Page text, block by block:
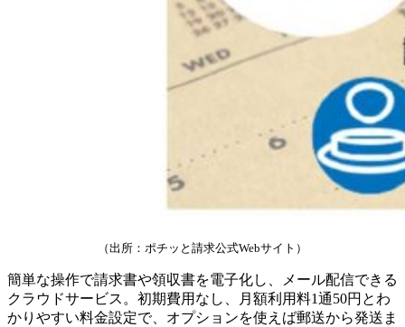
（出所：ポチッと請求公式Webサイト）
簡単な操作で請求書や領収書を電子化し、メール配信できる
クラウドサービス。初期費用なし、月額利用料1通50円とわ
かりやすい料金設定で、オプションを使えば郵送から発送ま